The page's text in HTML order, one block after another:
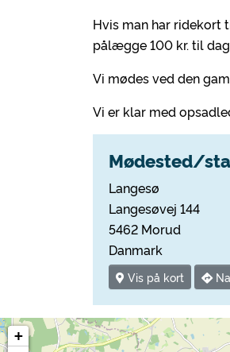
Hvis man har ridekort
pålægge 100 kr. til
Vi mødes ved den
Vi er klar med
Mødested/
Langesø
Langesøvej 144
5462 Morud
Danmark
Vis på kort
+